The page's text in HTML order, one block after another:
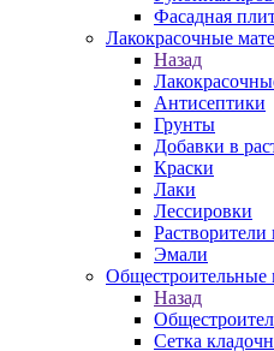
Фасадная
Лакокрасочные
Назад
Антисептики
Грунты
Добавки в
Краски
Лаки
Лессировки
Растворители
Эмали
Общестроительные
Назад
Сетка